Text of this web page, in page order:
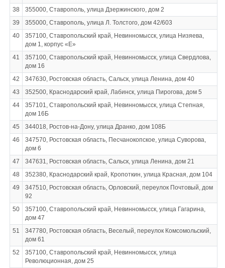
38
355000, Ставрополь, улица Дзержинского, дом 2
39
355000, Ставрополь, улица Л. Толстого, дом 42/603
40
357100, Ставропольский край, Невинномысск, улица Низяева,
дом 1, корпус «Е»
41
357100, Ставропольский край, Невинномысск, улица Свердлова,
дом 16
42
347630, Ростовская область, Сальск, улица Ленина, дом 40
43
352500, Краснодарский край, Лабинск, улица Пирогова, дом 5
44
357101, Ставропольский край, Невинномысск, улица Степная,
дом 16Б
45
344018, Ростов-на-Дону, улица Дранко, дом 108Б
46
347570, Ростовская область, Песчанокопское, улица Суворова,
дом 6
47
347631, Ростовская область, Сальск, улица Ленина, дом 21
48
352380, Краснодарский край, Кропоткин, улица Красная, дом 104
49
347510, Ростовская область, Орловский, переулок Почтовый, дом
92
50
357100, Ставропольский край, Невинномысск, улица Гагарина,
дом 47
51
347780, Ростовская область, Веселый, переулок Комсомольский,
дом 61
52
357100, Ставропольский край, Невинномысск, улица
Революционная, дом 25